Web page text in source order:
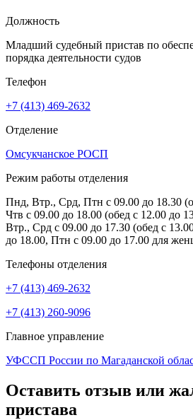
Должность
Младший судебный пристав по
порядка деятельности судов
Телефон
+7 (413) 469-2632
Отделение
Омсукчанское РОСП
Режим работы отделения
Пнд, Втр., Срд, Птн с 09.00 до 18.30
Чтв с 09.00 до 18.00 (обед с 12.00 до
Втр., Срд с 09.00 до 17.30 (обед с
до 18.00, Птн с 09.00 до 17.00 для
Телефоны отделения
+7 (413) 469-2632
+7 (413) 260-9096
Главное управление
УФССП России по Магаданской
Оставить отзыв или
пристава